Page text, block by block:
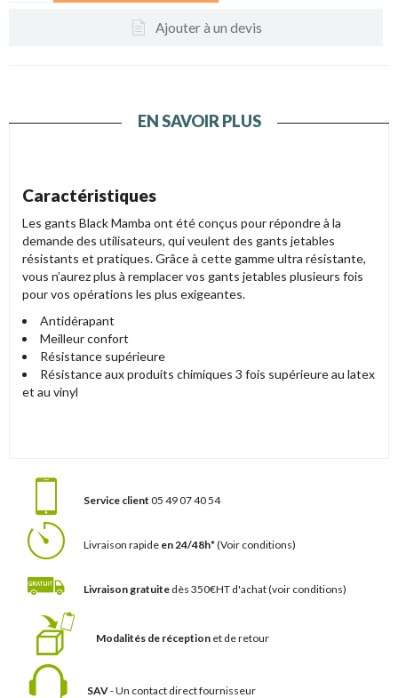
Ajouter à un devis
EN SAVOIR PLUS
Caractéristiques
Les gants Black Mamba ont été conçus pour répondre à la
demande des utilisateurs, qui veulent des gants jetables
résistants et pratiques. Grâce à cette gamme ultra résistante,
vous n’aurez plus à remplacer vos gants jetables plusieurs fois
pour vos opérations les plus exigeantes.
Antidérapant
Meilleur confort
Résistance supérieure
Résistance aux produits chimiques 3 fois supérieure au latex
et au vinyl
Service client 05 49 07 40 54
Livraison rapide en 24/48h*(Voir conditions)
Livraison gratuite dès 350€HT d'achat(voir conditions)
Modalités de réception et de retour
SAV- Un contact direct fournisseur